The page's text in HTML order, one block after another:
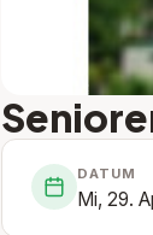
DATUM
Mi, 29.